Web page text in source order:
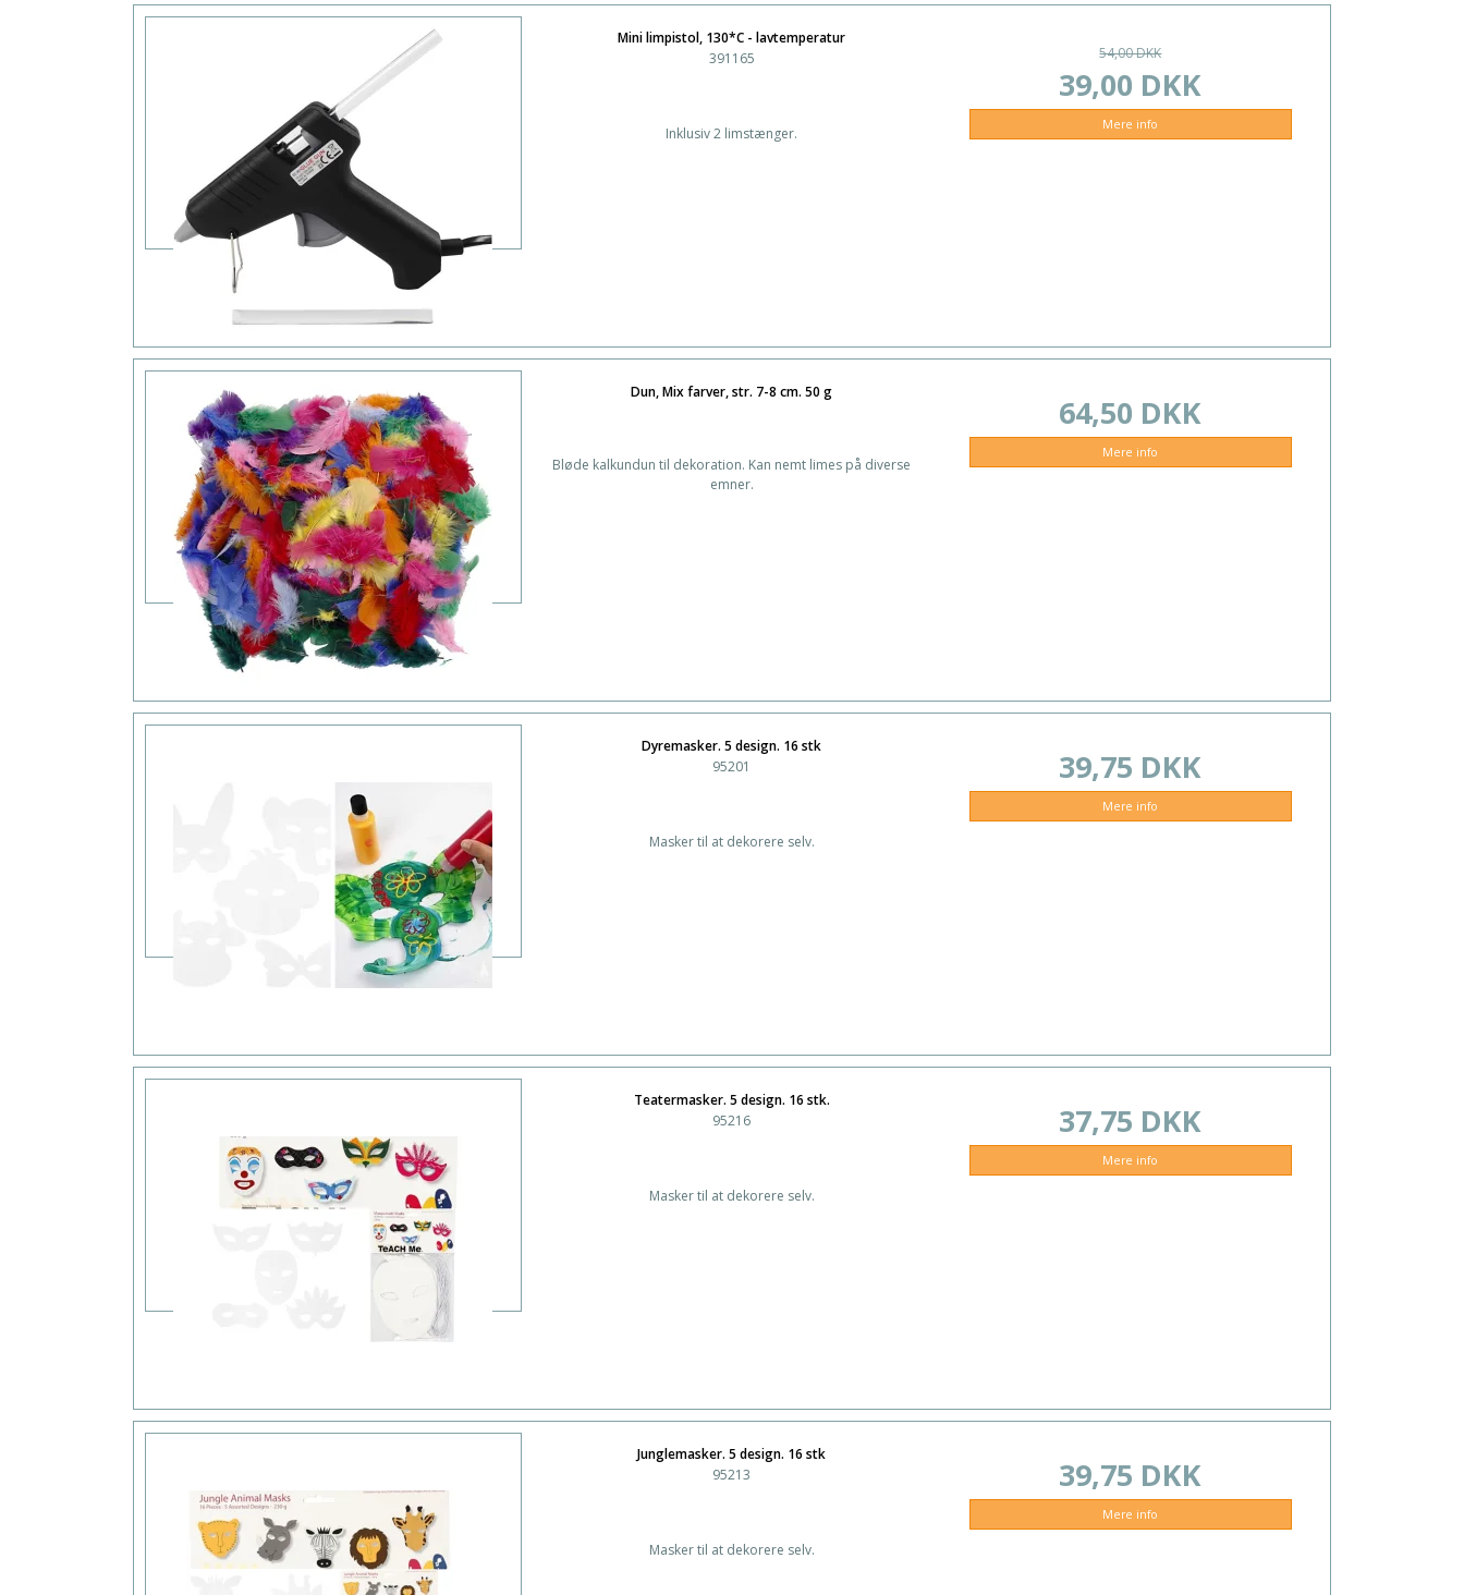
Mini limpistol, 130*C - lavtemperatur
391165
Inklusiv 2 limstænger.
54,00 DKK
39,00 DKK
Mere info
Dun, Mix farver, str. 7-8 cm. 50 g
Bløde kalkundun til dekoration. Kan nemt limes på diverse
emner.
64,50 DKK
Mere info
Dyremasker. 5 design. 16 stk
95201
Masker til at dekorere selv.
39,75 DKK
Mere info
Teatermasker. 5 design. 16 stk.
95216
Masker til at dekorere selv.
37,75 DKK
Mere info
Junglemasker. 5 design. 16 stk
95213
Masker til at dekorere selv.
39,75 DKK
Mere info